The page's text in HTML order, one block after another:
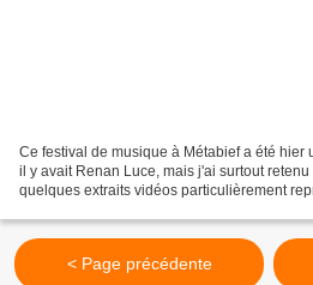
Ce festival de musique à Métabief a été hier
il y avait Renan Luce, mais j'ai surtout
quelques extraits vidéos particulièrement
< Page précédente